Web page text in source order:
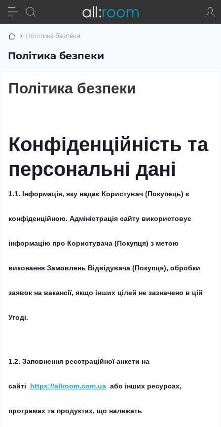
Політика безпеки
Політика безпеки
Політика безпеки
Конфіденційність та
персональні дані
1.1. Інформація, яку надає Користувач (Покупець) є
конфіденційною. Адміністрація сайту використовує
інформацію про Користувача (Покупця) з метою
виконання Замовлень Відвідувача (Покупця), обробки
заявок на вакансії, якщо інших цілей не зазначено в цій
Угоді.
1.2. Заповнення реєстраційної анкети на
сайті https://allroom.com.ua або інших ресурсах,
програмах та продуктах, що належать